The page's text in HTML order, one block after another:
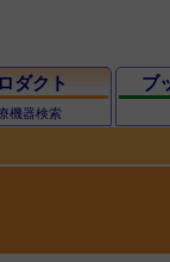
ダクト
機器検索
ブ